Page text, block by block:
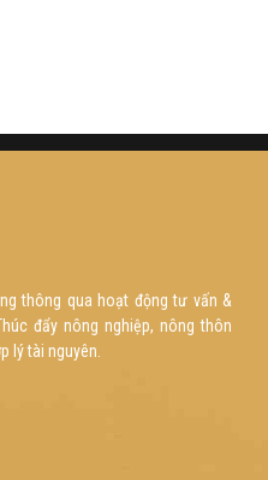
thông qua hoạt động tư vấn &
đẩy nông nghiệp, nông thôn
lý tài nguyên.